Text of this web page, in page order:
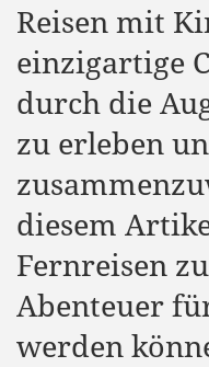
Reisen mit
einzigartige
durch die
zu erleben
diesem
Fernreisen
Abenteuer
werden